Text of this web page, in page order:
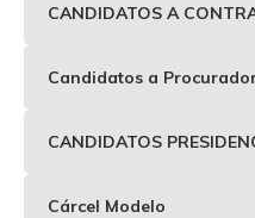
CANDIDATOS A
Candidatos a
CANDIDATOS
Cárcel Modelo